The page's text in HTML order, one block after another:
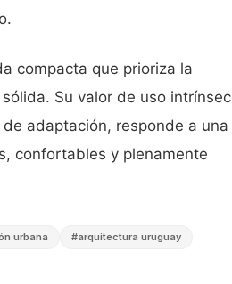
compacta que prioriza la
Su valor de uso
adaptación, responde a una
confortables y plenamente
urbana #arquitectura uruguay